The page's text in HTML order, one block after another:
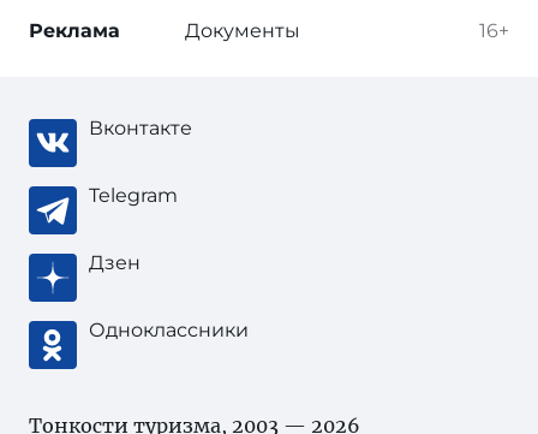
16+
Реклама Документы
Вконтакте
Telegram
Дзен
Одноклассники
Тонкости туризма, 2003 — 2026